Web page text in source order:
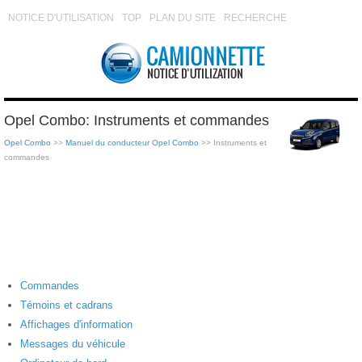
NOTICE D'UTILISATION TOP PLAN DU SITE RECHERCHE
Opel Combo: Instruments et commandes
Opel Combo >> Manuel du conducteur Opel Combo >> Instruments et
commandes
Commandes
Témoins et cadrans
Affichages d'information
Messages du véhicule